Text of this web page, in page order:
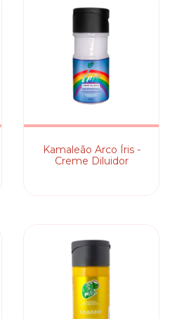
Kamaleão Arco Íris -
Creme Diluidor